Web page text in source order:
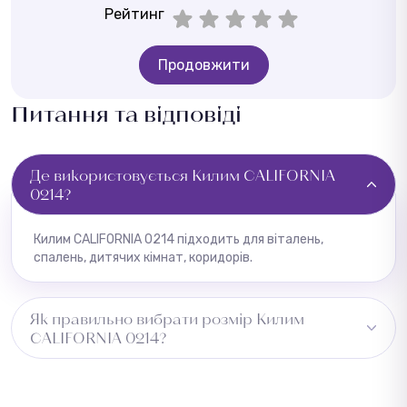
Рейтинг
Продовжити
Питання та відповіді
Де використовується Килим CALIFORNIA
0214?
Килим CALIFORNIA 0214 підходить для віталень,
спалень, дитячих кімнат, коридорів.
Як правильно вибрати розмір Килим
CALIFORNIA 0214?